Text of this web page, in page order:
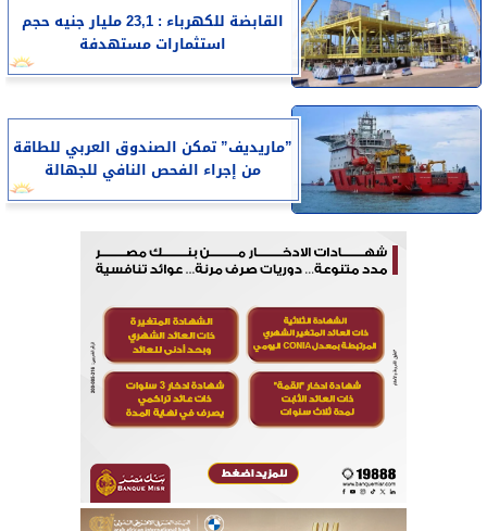
القابضة للكهرباء : 23,1 مليار جنيه حجم
استثمارات مستهدفة
”ماريديف” تمكن الصندوق العربي للطاقة
من إجراء الفحص النافي للجهالة